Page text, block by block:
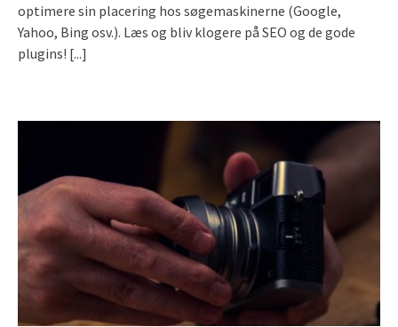
optimere sin placering hos søgemaskinerne (Google,
Yahoo, Bing osv.). Læs og bliv klogere på SEO og de gode
plugins! [...]